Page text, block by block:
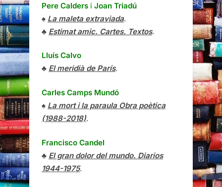
Pere Calders i Joan Triadú
♠ La maleta extraviada.
♣ Estimat amic. Cartes. Textos.
Lluís Calvo
♣ El meridià de París.
Carles Camps Mundó
♠ La mort i la paraula Obra poètica
(1988-2018).
Francisco Candel
♣ El gran dolor del mundo. Diarios
1944-1975.